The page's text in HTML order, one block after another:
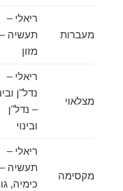
מעברות
ריאלי –
תעשיה –
מצלאוי
ריאלי –
נדל"ן ובינוי
– נדל"ן
ובינוי
מקסימה
ריאלי –
תעשיה –
כימיה, גומי